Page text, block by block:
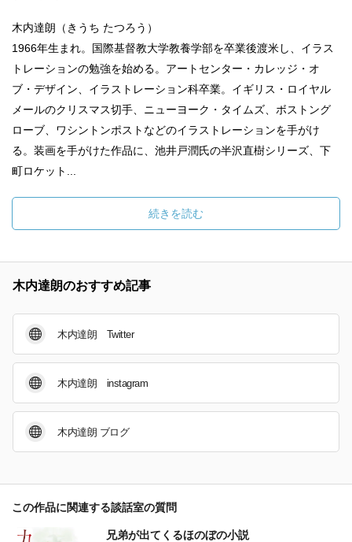
木内達朗（きうち たつろう）
1966年生まれ。国際基督教大学教養学部を卒業後渡米し、イラス
トレーションの勉強を始める。アートセンター・カレッジ・オ
ブ・デザイン、イラストレーション科卒業。イギリス・ロイヤル
メールのクリスマス切手、ニューヨーク・タイムズ、ボストング
ローブ、ワシントンポストなどのイラストレーションを手がけ
る。装画を手がけた作品に、池井戸潤氏の半沢直樹シリーズ、下
町ロケット...
続きを読む
木内達朗のおすすめ記事
木内達朗 Twitter
木内達朗 instagram
木内達朗 ブログ
この作品に関連する談話室の質問
兄弟が出てくるほのぼの小説